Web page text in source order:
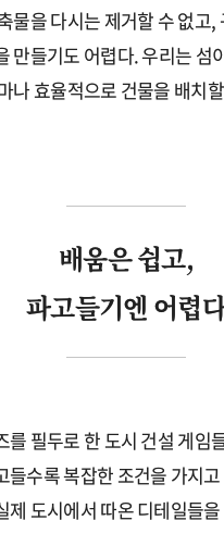
물을 다시는 제거할 수 없고,
만들기도 어렵다. 우리는 섬
나 효율적으로 건물을 배치
배움은 쉽고,
파고들기엔 어렵
를 필두로 한 도시 건설 게임
들수록 복잡한 조건을 가지
제 도시에서 따온 디테일들